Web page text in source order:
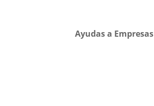
Ayudas a Empresas